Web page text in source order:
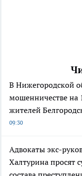
В Нижегородской
мошенничестве на
жителей
09:30
Адвокаты экс-
Халтурина просят